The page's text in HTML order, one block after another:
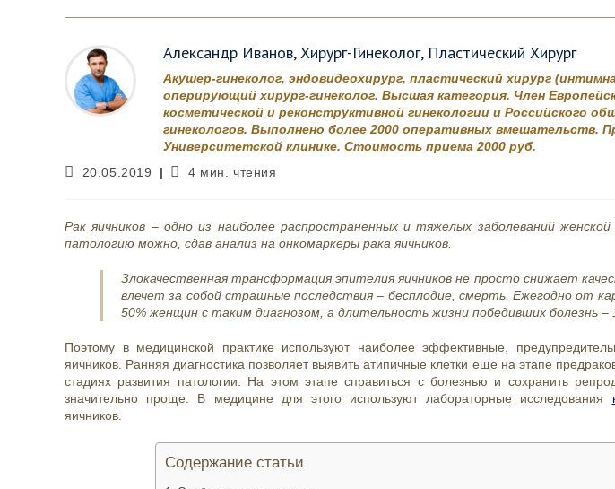
Александр Иванов, Хирург-Гинеколог, Пластический Хирург
Акушер-гинеколог, эндовидеохирург, пластический хирург
оперирующий хирург-гинеколог. Высшая категория. Член
косметической и реконструктивной гинекологии и Российского
гинекологов. Выполнено более 2000 оперативных вмешательств.
Университетской клинике. Стоимость приема 2000 руб.
Запись
20.05.2019
Время
4 мин. чтения
Рак яичников – одно из наиболее распространенных и тяжелых заболеваний
патологию можно, сдав анализ на онкомаркеры рака яичников.
Злокачественная трансформация эпителия яичников не просто снижает
влечет за собой страшные последствия – бесплодие, смерть. Ежегодно от
50% женщин с таким диагнозом, а длительность жизни победивших болезнь –
Поэтому в медицинской практике используют наиболее эффективные,
яичников. Ранняя диагностика позволяет выявить атипичные клетки еще на этапе
стадиях развития патологии. На этом этапе справиться с болезнью и сохранить
значительно проще. В медицине для этого используют лабораторные исследования
яичников.
Содержание статьи